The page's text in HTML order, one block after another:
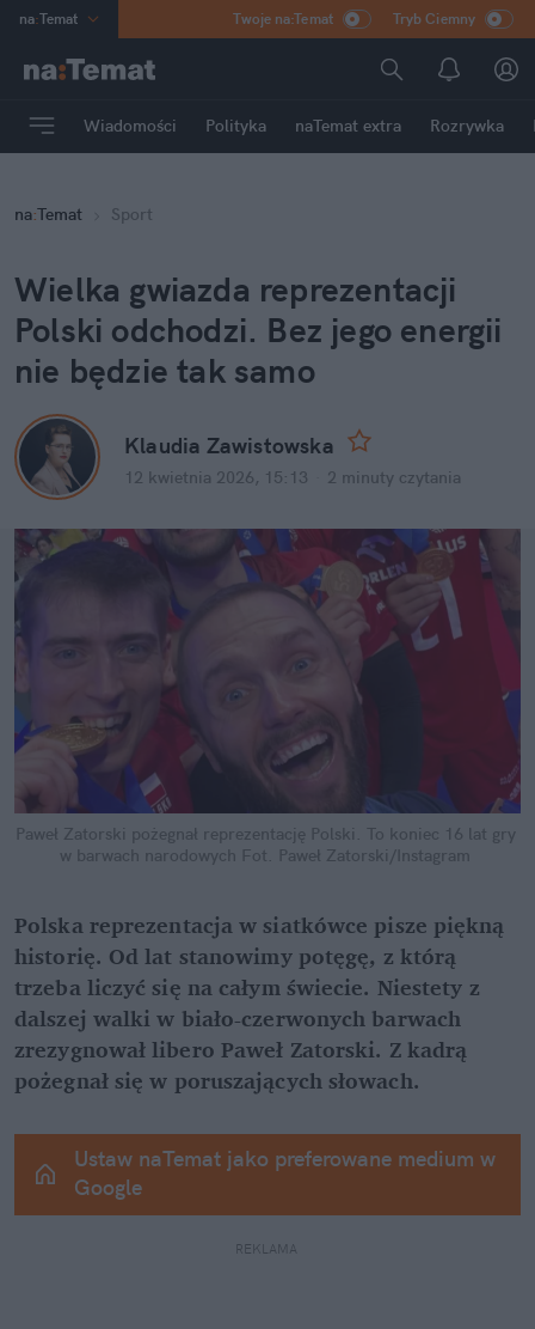
na:Temat
Poland
mama
Rozrywka
Twoje na:Temat Tryb Ciemny
Wiadomości Polityka naTemat extra Rozrywka
na:Temat Sport
Wielka gwiazda reprezentacji
Polski odchodzi. Bez jego energii
nie będzie tak samo
Klaudia Zawistowska
12 kwietnia 2026, 15:13 2 minuty czytania
Paweł Zatorski pożegnał reprezentację Polski. To koniec 16 lat gry
w barwach narodowych Fot. Paweł Zatorski/Instagram
Polska reprezentacja w siatkówce pisze piękną
historię. Od lat stanowimy potęgę, z którą
trzeba liczyć się na całym świecie. Niestety z
dalszej walki w biało-czerwonych barwach
zrezygnował libero Paweł Zatorski. Z kadrą
pożegnał się w poruszających słowach.
Ustaw naTemat jako preferowane medium w
Google
REKLAMA